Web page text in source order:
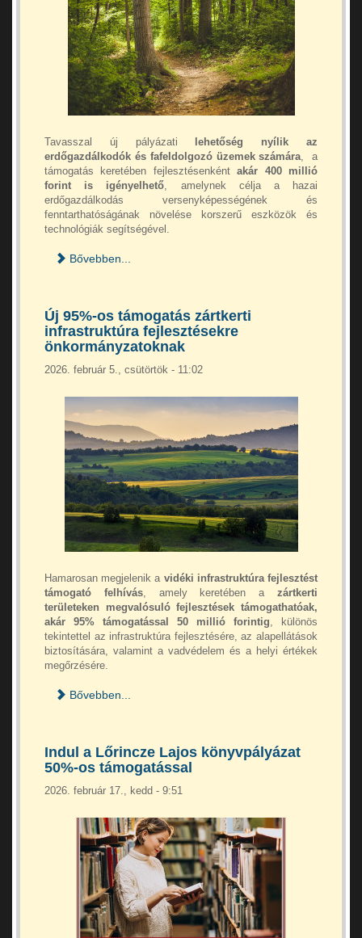
Tavasszal új pályázati
lehetőség nyílik az
erdőgazdálkodók és fafeldolgozó üzemek számára, a
támogatás keretében fejlesztésenkéntakár 400 millió
forint is igényelhető, amelynek célja a hazai
erdőgazdálkodás versenyképességének és
fenntarthatóságának növelése korszerű eszközök és
technológiák segítségével.
Bővebben...
Új 95%-os támogatás zártkerti
infrastruktúra fejlesztésekre
önkormányzatoknak
2026. február 5., csütörtök - 11:02
Hamarosan megjelenik a vidéki infrastruktúra fejlesztést
támogató felhívás, amely keretében azártkerti
területeken megvalósuló fejlesztések támogathatóak,
akár 95% támogatással 50 millió forintig, különös
tekintettel az infrastruktúra fejlesztésére, az alapellátások
biztosítására, valamint a vadvédelem és a helyi értékek
megőrzésére.
Bővebben...
Indul a Lőrincze Lajos könyvpályázat
50%-os támogatással
2026. február 17., kedd - 9:51